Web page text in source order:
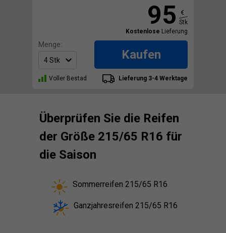
95
€
Stk
Kostenlose Lieferung
Menge:
Kaufen
Voller Bestad Lieferung 3-4 Werktage
Überprüfen Sie die Reifen
der Größe 215/65 R16 für
die Saison
Sommerreifen 215/65 R16
Ganzjahresreifen 215/65 R16